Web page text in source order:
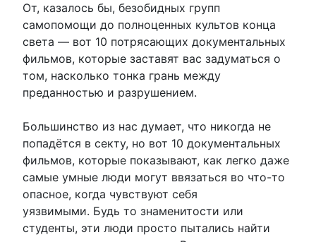
От, казалось бы, безобидных групп
самопомощи до полноценных культов конца
света — вот 10 потрясающих документальных
фильмов, которые заставят вас задуматься о
том, насколько тонка грань между
преданностью и разрушением.
Большинство из нас думает, что никогда не
попадётся в секту, но вот 10 документальных
фильмов, которые показывают, как легко даже
самые умные люди могут ввязаться во что-то
опасное, когда чувствуют себя
уязвимыми. Будь то знаменитости или
студенты, эти люди просто пытались найти